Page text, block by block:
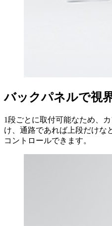
バックパネルで視
1段ごとに取付可能なため、
け、通路であれば上段だけな
コントロールできます。